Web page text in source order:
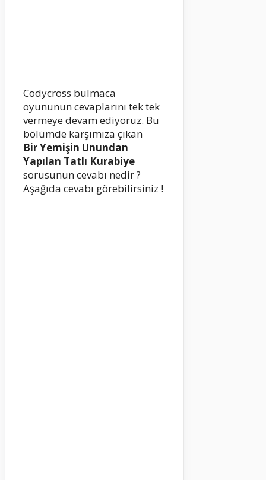
Codycross bulmaca
oyununun cevaplarını tek tek
vermeye devam ediyoruz. Bu
bölümde karşımıza çıkan
Bir Yemişin Unundan
Yapılan Tatlı Kurabiye
sorusunun cevabı nedir ?
Aşağıda cevabı görebilirsiniz !